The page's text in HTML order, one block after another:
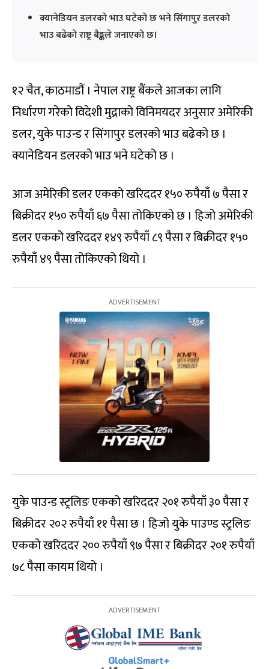
क्यानेडियन डलरको भाउ घटेको छ भने सिंगापुर डलरको
भाउ बढेको राष्ट्र बैङ्कले जनाएको छ।
१२ चैत, काठमाडौं । नेपाल राष्ट्र बैंकले आजका लागि
निर्धारण गरेको विदेशी मुद्राको विनिमयदर अनुसार अमेरिकी
डलर, युके पाउन्ड र सिंगापुर डलरको भाउ बढेको छ ।
क्यानेडियन डलरको भाउ भने घटेको छ ।
आज अमेरिकी डलर एकको खरिददर १५० रुपैयाँ ७ पैसा र
बिक्रीदर १५० रुपैयाँ ६७ पैसा तोकिएको छ । हिजो अमेरिकी
डलर एकको खरिददर १४९ रुपैयाँ ८९ पैसा र बिक्रीदर १५०
रुपैयाँ ४९ पैसा तोकिएको थियो ।
युके पाउन्ड स्ट्रलिङ एकको खरिददर २०१ रुपैयाँ ३० पैसा र
बिक्रीदर २०२ रुपैयाँ ११ पैसा छ । हिजो युके पाउण्ड स्ट्रलिङ
एकको खरिददर २०० रुपैयाँ ९७ पैसा र बिक्रीदर २०१ रुपैयाँ
७८ पैसा कायम थियो ।